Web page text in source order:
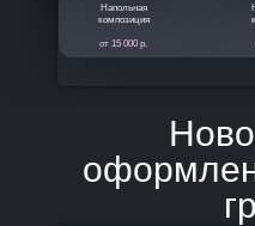
Напольная
композиция
от 15 000 р.